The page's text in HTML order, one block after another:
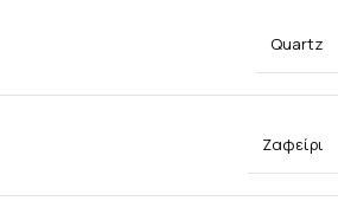
Quartz
Ζαφείρι